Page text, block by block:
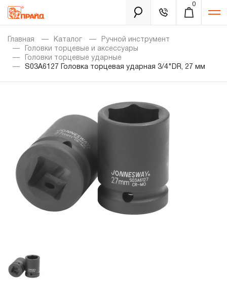
0
Каталог
Золотая лихорадка
Распродажа
Уцененный товар
О нас
Новости
Доставка и оплата
Главная Каталог
Ручной инструмент
Головки торцевые и аксессуары
Головки торцевые ударные
S03A6127 Головка торцевая ударная 3/4"DR, 27 мм